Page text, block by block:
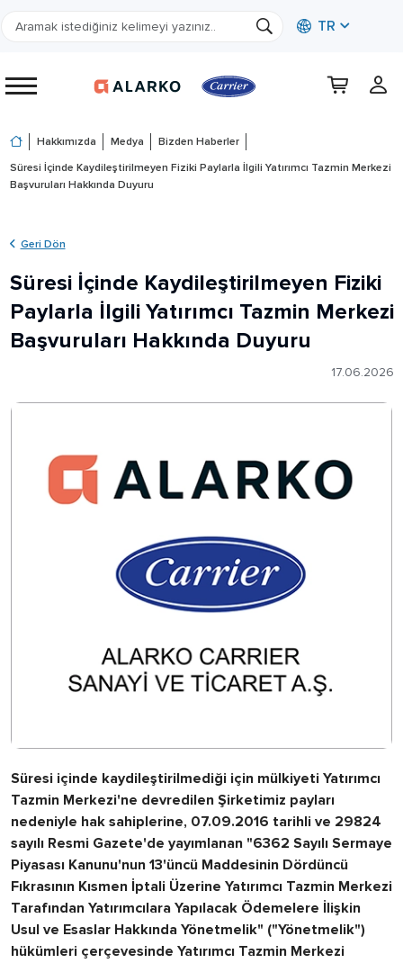
TR
Hakkımızda Medya
Bizden Haberler
Süresi İçinde Kaydileştirilmeyen Fiziki Paylarla İlgili Yatırımcı Tazmin Merkezi
Başvuruları Hakkında Duyuru
Geri Dön
Süresi İçinde Kaydileştirilmeyen Fiziki
Paylarla İlgili Yatırımcı Tazmin Merkezi
Başvuruları Hakkında Duyuru
17.06.2026
Süresi içinde kaydileştirilmediği için mülkiyeti Yatırımcı
Tazmin Merkezi'ne devredilen Şirketimiz payları
nedeniyle hak sahiplerine, 07.09.2016 tarihli ve 29824
sayılı Resmi Gazete'de yayımlanan "6362 Sayılı Sermaye
Piyasası Kanunu'nun 13'üncü Maddesinin Dördüncü
Fıkrasının Kısmen İptali Üzerine Yatırımcı Tazmin Merkezi
Tarafından Yatırımcılara Yapılacak Ödemelere İlişkin
Usul ve Esaslar Hakkında Yönetmelik" ("Yönetmelik")
hükümleri çerçevesinde Yatırımcı Tazmin Merkezi